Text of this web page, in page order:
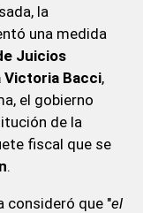
la
una medida
Juicios
Victoria Bacci,
el gobierno
de la
fiscal que se
.
consideró que "el